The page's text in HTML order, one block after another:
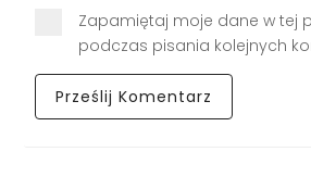
Zapamiętaj moje dane w tej
podczas pisania kolejnych